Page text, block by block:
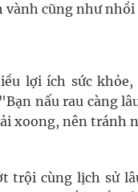
vành cũng như
lợi ích sức
nấu rau càng
xoong, nên tránh
trội cùng lịch sử